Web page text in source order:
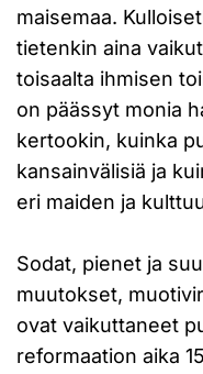
maisemaa.
tietenkin aina
toisaalta ihmisen
on päässyt monia
kertookin, kuinka
kansainvälisiä ja
eri maiden ja
Sodat, pienet ja
muutokset,
ovat vaikuttaneet
reformaation aika